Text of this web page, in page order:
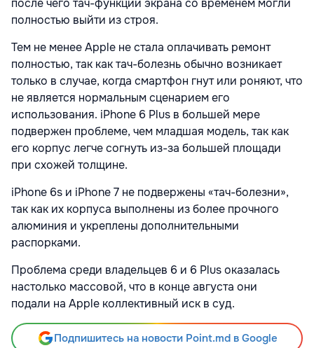
полностью выйти из строя.
Тем не менее Apple не стала оплачивать ремонт
полностью, так как тач-болезнь обычно возникает
только в случае, когда смартфон гнут или роняют, что
не является нормальным сценарием его
использования. iPhone 6 Plus в большей мере
подвержен проблеме, чем младшая модель, так как
его корпус легче согнуть из-за большей площади
при схожей толщине.
iPhone 6s и iPhone 7 не подвержены «тач-болезни»,
так как их корпуса выполнены из более прочного
алюминия и укреплены дополнительными
распорками.
Проблема среди владельцев 6 и 6 Plus оказалась
настолько массовой, что в конце августа они
подали на Apple коллективный иск в суд.
Подпишитесь на новости Point.md в Google